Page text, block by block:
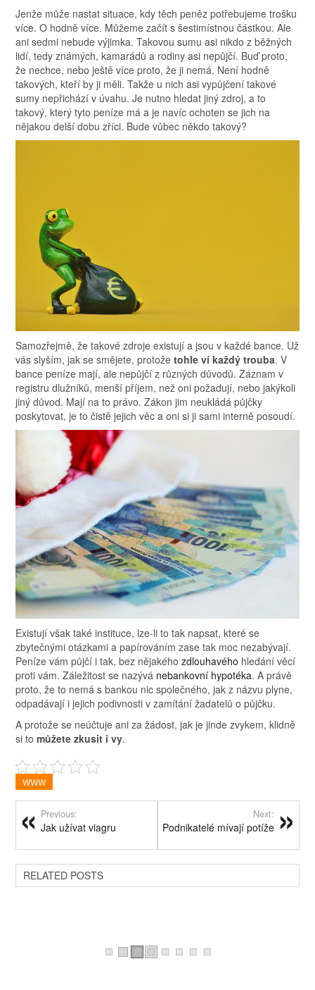
Jenže může nastat situace, kdy těch peněz potřebujeme trošku
více. O hodně více. Můžeme začít s šestimístnou částkou. Ale
ani sedmi nebude výjimka. Takovou sumu asi nikdo z běžných
lidí, tedy známých, kamarádů a rodiny asi nepůjčí. Buď proto,
že nechce, nebo ještě více proto, že ji nemá. Není hodně
takových, kteří by ji měli. Takže u nich asi vypůjčení takové
sumy nepřichází v úvahu. Je nutno hledat jiný zdroj, a to
takový, který tyto peníze má a je navíc ochoten se jich na
nějakou delší dobu zříci. Bude vůbec někdo takový?
Samozřejmě, že takové zdroje existují a jsou v každé bance. Už
vás slyším, jak se smějete, protožetohle ví každý trouba. V
bance peníze mají, ale nepůjčí z různých důvodů. Záznam v
registru dlužníků, menší příjem, než oni požadují, nebo jakýkoli
jiný důvod. Mají na to právo. Zákon jim neukládá půjčky
poskytovat, je to čistě jejich věc a oni si ji sami interně posoudí.
Existují však také instituce, lze-li to tak napsat, které se
zbytečnými otázkami a papírováním zase tak moc nezabývají.
Peníze vám půjčí i tak, bez nějakého zdlouhavého hledání věcí
proti vám. Záležitost se nazývá nebankovní hypotéka. A právě
proto, že to nemá s bankou nic společného, jak z názvu plyne,
odpadávají i jejich podivnosti v zamítání žadatelů o půjčku.
A protože se neúčtuje ani za žádost, jak je jinde zvykem, klidně
si to můžete zkusit i vy.
WWW
Previous:
Jak užívat viagru
Next:
Podnikatelé mívají potíže
RELATED POSTS